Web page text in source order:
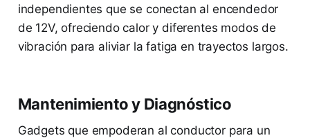
independientes que se conectan al encendedor
de 12V, ofreciendo calor y diferentes modos de
vibración para aliviar la fatiga en trayectos largos.
Mantenimiento y Diagnóstico
Gadgets que empoderan al conductor para un